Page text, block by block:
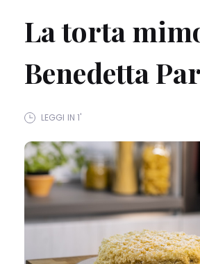
La torta
Benedetta
LEGGI IN 1'